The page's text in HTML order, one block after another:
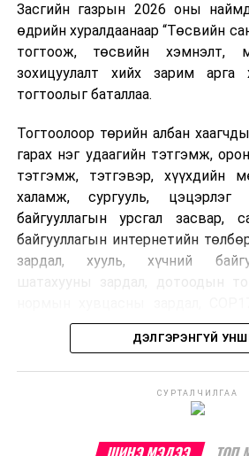
Шинэ хууль Францын зах зээлд
дуудлагын төвүүдэд
Мароккогийн дуудлагын
хувь Францын зах зээлээс
40–50 мянган ажлын байр
Засгийн газрын 2026 оны
өдрийн хуралдаанаар “Төсвийн
тогтоож, төсвийн хэмнэлт,
зохицуулалт хийх зарим арга
тогтоолыг баталлаа.
Тогтоолоор төрийн албан
гарах нэг удаагийн тэтгэмж,
тэтгэмж, тэтгэвэр, хүүхдийн
халамж, сургууль, цэцэрлэг
байгууллагын урсгал засвар,
байгууллагын интернетийн
зардал, хууль, хүчний
хурлын зардал, Засгийн газрын
хөрөнгийн санхүүжилтийг
шийдвэрлэжээ.
Харин дараах зардлыг
ДЭЛГЭРЭНГҮЙ
СУРТАЛЧИЛГАА